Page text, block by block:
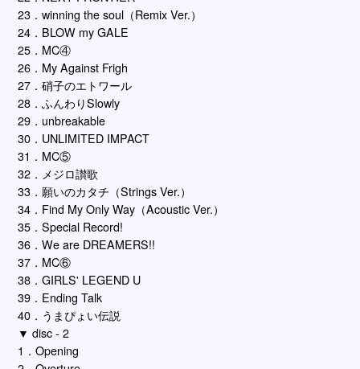
23．winning the soul（Remix Ver.）
24．BLOW my GALE
25．MC④
26．My Against Frigh
27．硝子のエトワール
28．ふんわりSlowly
29．unbreakable
30．UNLIMITED IMPACT
31．MC⑤
32．メジロ讃歌
33．願いのカタチ（Strings Ver.）
34．Find My Only Way（Acoustic Ver.）
35．Special Record!
36．We are DREAMERS!!
37．MC⑥
38．GIRLS' LEGEND U
39．Ending Talk
40．うまぴょい伝説
▼ disc - 2
1．Opening